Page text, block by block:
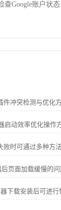
Google账户状